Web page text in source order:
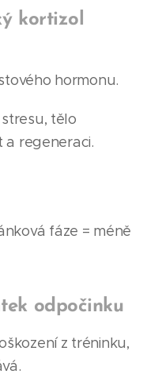
kortizol
hormonu.
tělo
a regeneraci.
fáze = méně
odpočinku
z tréninku,